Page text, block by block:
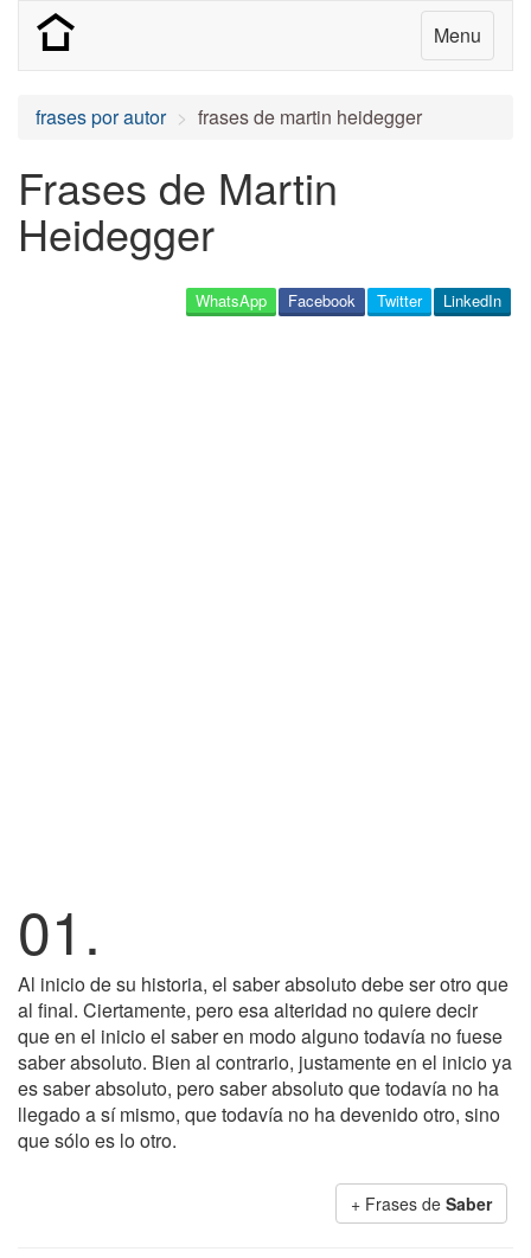
Menu
frases por autor frases de martin heidegger
Frases de Martin
Heidegger
LinkedIn
Twitter
Facebook
WhatsApp
01.
Al inicio de su historia, el saber absoluto debe ser otro que
al final. Ciertamente, pero esa alteridad no quiere decir
que en el inicio el saber en modo alguno todavía no fuese
saber absoluto. Bien al contrario, justamente en el inicio ya
es saber absoluto, pero saber absoluto que todavía no ha
llegado a sí mismo, que todavía no ha devenido otro, sino
que sólo es lo otro.
+ Frases de Saber